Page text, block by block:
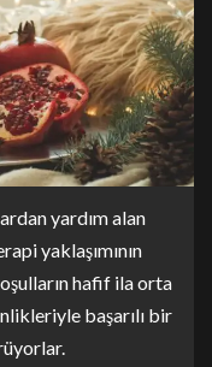
yardım alan
yaklaşımının
hafif ila orta
başarılı bir